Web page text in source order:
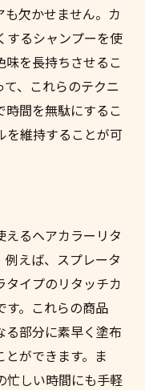
欠かせません。カ
するシャンプーを使
味を長持ちさせるこ
、これらのテクニ
時間を無駄にするこ
を維持することが可
るヘアカラーリタ
例えば、スプレータ
タイプのリタッチカ
す。これらの商品
る部分に素早く塗布
ができます。ま
忙しい時間にも手軽